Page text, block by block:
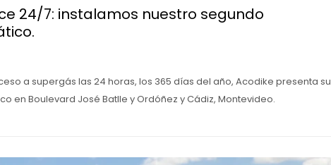
24/7: instalamos nuestro segundo
a supergás las 24 horas, los 365 días del año, Acodike presenta su
en Boulevard José Batlle y Ordóñez y Cádiz, Montevideo.